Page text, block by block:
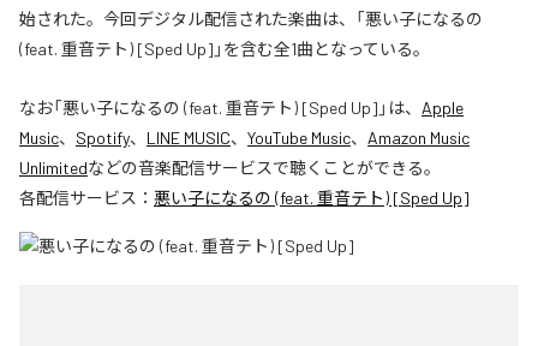
始された。今回デジタル配信された楽曲は、「悪い子になるの
(feat. 重音テト) [Sped Up]」を含む全1曲となっている。
なお「悪い子になるの (feat. 重音テト) [Sped Up] 」は、 Apple
Music、 Spotify、 LINE MUSIC、 YouTube Music、 Amazon Music
Unlimitedなどの音楽配信サービスで聴くことができる。
各配信サービス： 悪い子になるの (feat. 重音テト) [Sped Up]